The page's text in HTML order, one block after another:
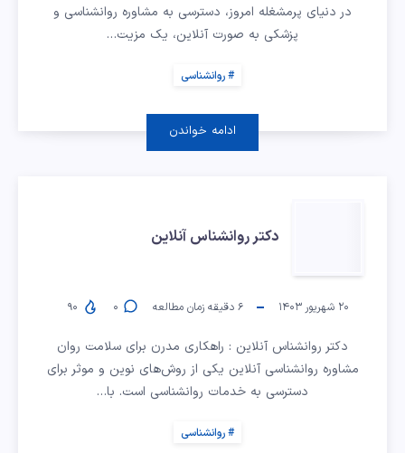
در دنیای پرمشغله امروز، دسترسی به مشاوره روانشناسی و
پزشکی به صورت آنلاین، یک مزیت…
روانشناسی
ادامه خواندن
دکتر
آنلاین
دکتر روانشناس آنلاین
۲۰ شهریور ۱۴۰۳ ۶ دقیقه زمان مطالعه ۰
دکتر روانشناس آنلاین : راهکاری مدرن برای سلامت روان
مشاوره روانشناسی آنلاین یکی از روش‌های نوین و موثر برای
دسترسی به خدمات روانشناسی است. با…
روانشناسی